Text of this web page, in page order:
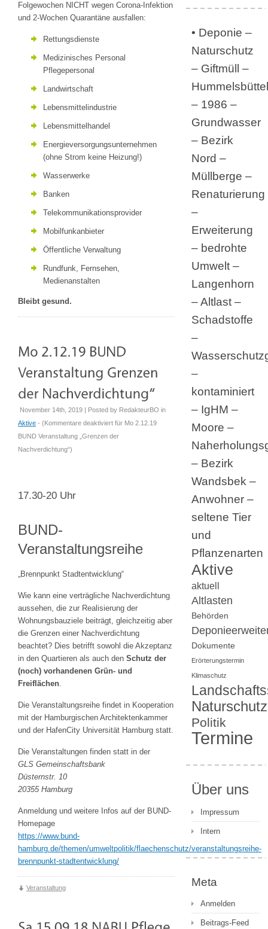
Folgewochen NICHT wegen Corona-Infektion
und 2-Wochen Quarantäne ausfallen:
Rettungsdienste
Medizinisches Personal
Pflegepersonal
Landwirtschaft
Lebensmittelindustrie
Lebensmittelhandel
Energieversorgungsunternehmen
(ohne Strom keine Heizung!)
Wasserwerke
Banken
Telekommunikationsprovider
Mobilfunkanbieter
Öffentliche Verwaltung
Rundfunk, Fernsehen,
Medienanstalten
Bleibt gesund.
November 14th, 2019 | Posted by RedakteurBO in
Aktive - (Kommentare deaktiviert für Mo 2.12.19
BUND Veranstaltung „Grenzen der
Nachverdichtung“)
17.30-20 Uhr
BUND-
Veranstaltungsreihe
„Brennpunkt Stadtentwicklung“
Wie kann eine verträgliche Nachverdichtung
aussehen, die zur Realisierung der
Wohnungsbauziele beiträgt, gleichzeitig aber
die Grenzen einer Nachverdichtung
beachtet? Dies betrifft sowohl die Akzeptanz
in den Quartieren als auch den Schutz der
(noch) vorhandenen Grün- und
Freiflächen.
Die Veranstaltungsreihe findet in Kooperation
mit der Hamburgischen Architektenkammer
und der HafenCity Universität Hamburg statt.
Die Veranstaltungen finden statt in der
GLS Gemeinschaftsbank
Düsternstr. 10
20355 Hamburg
Anmeldung und weitere Infos auf der BUND-
Homepage
https://www.bund-
hamburg.de/themen/umweltpolitik/flaechenschutz/veranstaltungsreihe-
brennpunkt-stadtentwicklung/
Veranstaltung
• Deponie –
Naturschutz
– Giftmüll –
Hummelsbüttel
– 1986 –
Grundwasser
– Bezirk
Nord –
Müllberge –
Renaturierung
–
Erweiterung
– bedrohte
Umwelt –
Langenhorn
– Altlast –
Schadstoffe
–
–
kontaminiert
– IgHM –
Moore –
– Bezirk
Wandsbek –
Anwohner –
seltene Tier
und
Pflanzenarten
Aktive
aktuell
Altlasten
Behörden
Dokumente
Erörterungstermin
Klimaschutz
Naturschutz
Politik
Termine
Über uns
Impressum
Intern
Meta
Anmelden
Beitrags-Feed